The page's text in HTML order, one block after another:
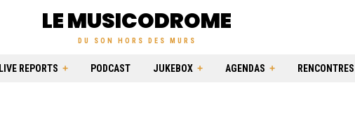
LE MUSICODROME
DU SON HORS DES MURS
LIVE REPORTS PODCAST JUKEBOX AGENDAS RENCONTRES